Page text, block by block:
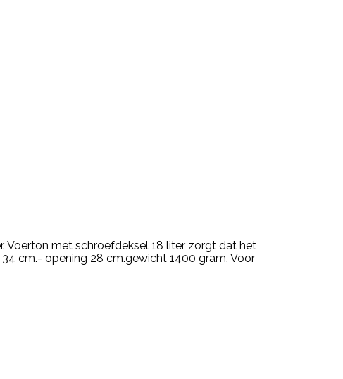
Voerton met schroefdeksel 18 liter zorgt dat het
cm.- opening 28 cm.gewicht 1400 gram. Voor